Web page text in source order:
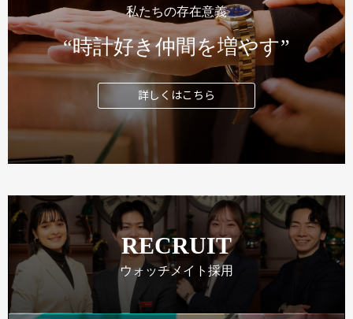
私たちの存在意義
“時計好き仲間を増やす”
詳しくはこちら
RECRUIT
ウォッチメイト採用